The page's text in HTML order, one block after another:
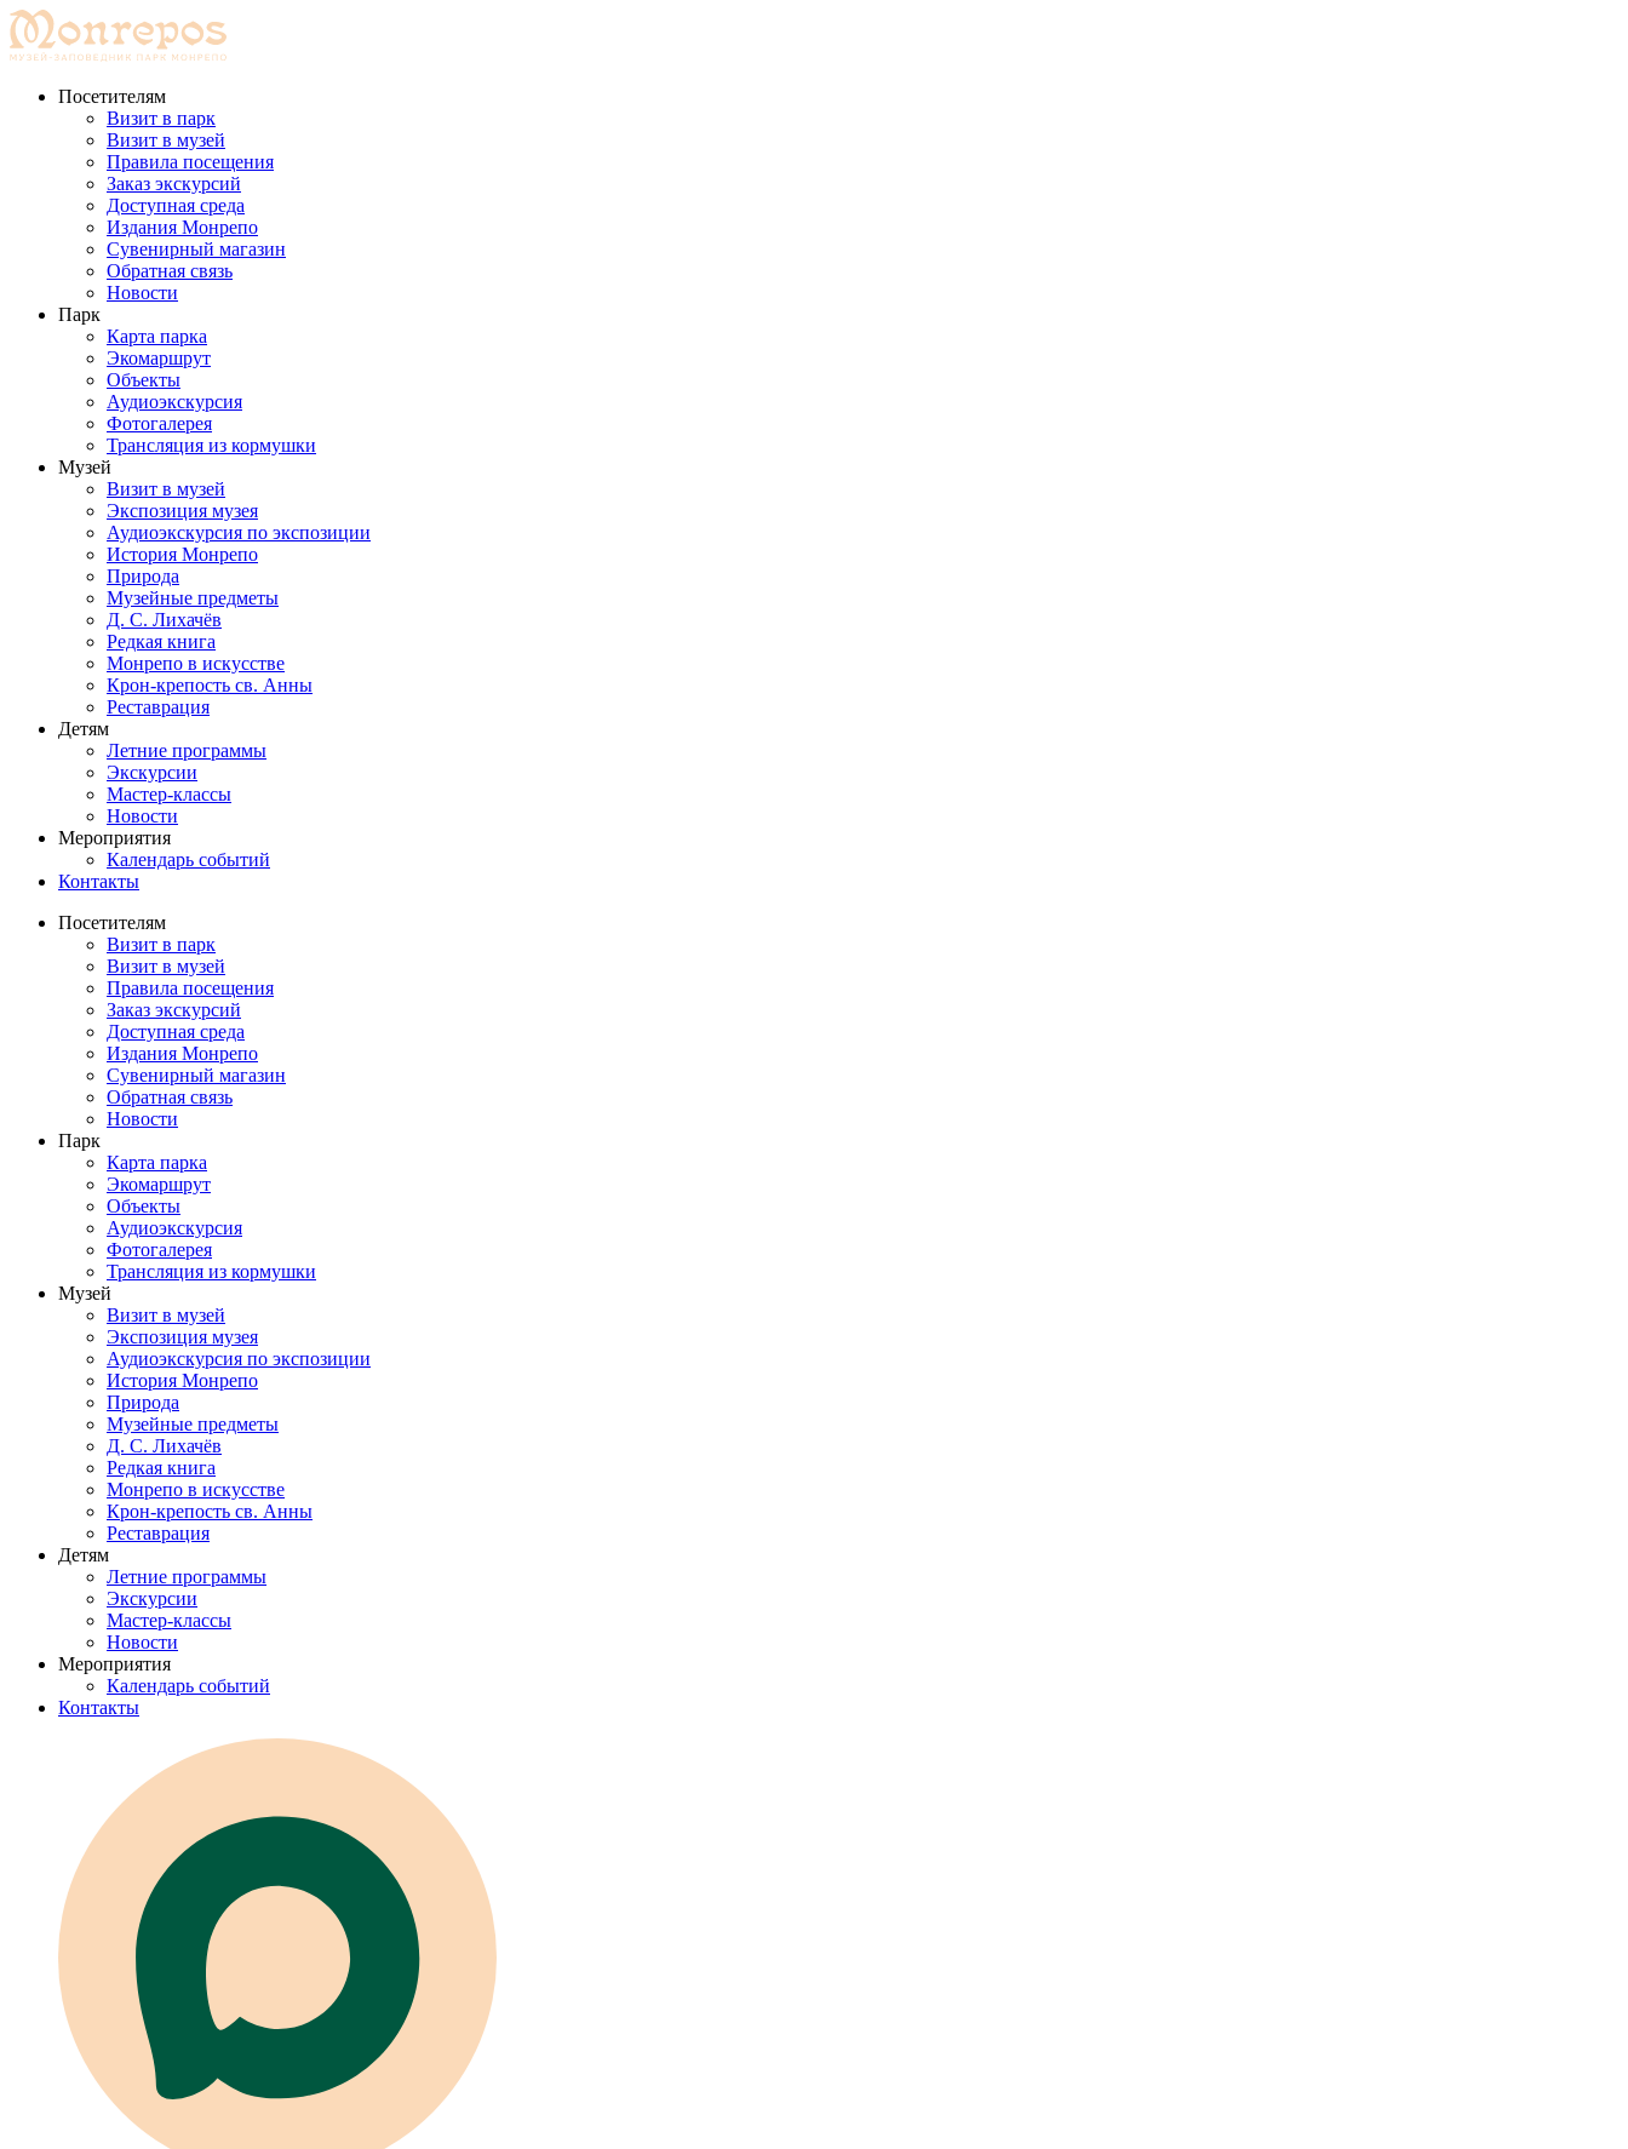
Перейти
к
содержимому
Посетителям
Визит в парк
Визит в музей
Правила посещения
Заказ экскурсий
Доступная среда
Издания Монрепо
Сувенирный магазин
Обратная связь
Новости
Парк
Карта парка
Экомаршрут
Объекты
Аудиоэкскурсия
Фотогалерея
Трансляция из кормушки
Музей
Визит в музей
Экспозиция музея
Аудиоэкскурсия по экспозиции
История Монрепо
Природа
Музейные предметы
Д. С. Лихачёв
Редкая книга
Монрепо в искусстве
Крон-крепость св. Анны
Реставрация
Детям
Летние программы
Экскурсии
Мастер-классы
Новости
Мероприятия
Календарь событий
Контакты
Посетителям
Визит в парк
Визит в музей
Правила посещения
Заказ экскурсий
Доступная среда
Издания Монрепо
Сувенирный магазин
Обратная связь
Новости
Парк
Карта парка
Экомаршрут
Объекты
Аудиоэкскурсия
Фотогалерея
Трансляция из кормушки
Музей
Визит в музей
Экспозиция музея
Аудиоэкскурсия по экспозиции
История Монрепо
Природа
Музейные предметы
Д. С. Лихачёв
Редкая книга
Монрепо в искусстве
Крон-крепость св. Анны
Реставрация
Детям
Летние программы
Экскурсии
Мастер-классы
Новости
Мероприятия
Календарь событий
Контакты